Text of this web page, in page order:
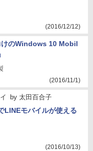
(2016/12/12)
けのWindows 10 Mobil
(2016/11/1)
by 太田百合子
モバイルが使える
(2016/10/13)